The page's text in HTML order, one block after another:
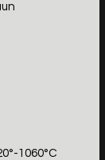
1060°C